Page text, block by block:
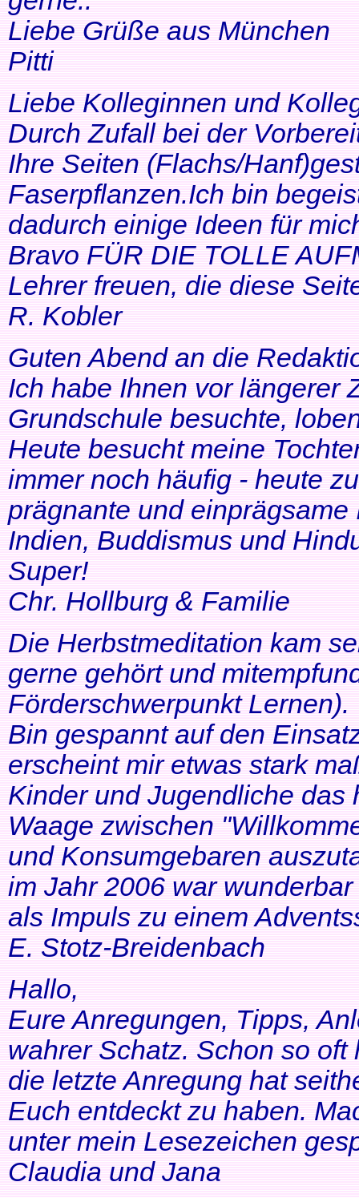
Liebe Grüße aus München
Pitti
Liebe Kolleginnen und
Durch Zufall bei der
Ihre Seiten (Flachs/
Faserpflanzen.Ich bin
dadurch einige Ideen für
Bravo FÜR DIE TOLLE
Lehrer freuen, die diese
R. Kobler
Guten Abend an die
Ich habe Ihnen vor längerer
Grundschule besuchte,
Heute besucht meine
immer noch häufig - heute
prägnante und
Indien, Buddismus und
Super!
Chr. Hollburg & Familie
Die Herbstmeditation kam
gerne gehört und
Förderschwerpunkt Lernen).
Bin gespannt auf den
erscheint mir etwas stark
Kinder und Jugendliche das
Waage zwischen
und Konsumgebaren
im Jahr 2006 war
als Impuls zu einem
E. Stotz-Breidenbach
Hallo,
Eure Anregungen, Tipps,
wahrer Schatz. Schon so
die letzte Anregung hat
Euch entdeckt zu haben.
unter mein Lesezeichen
Claudia und Jana